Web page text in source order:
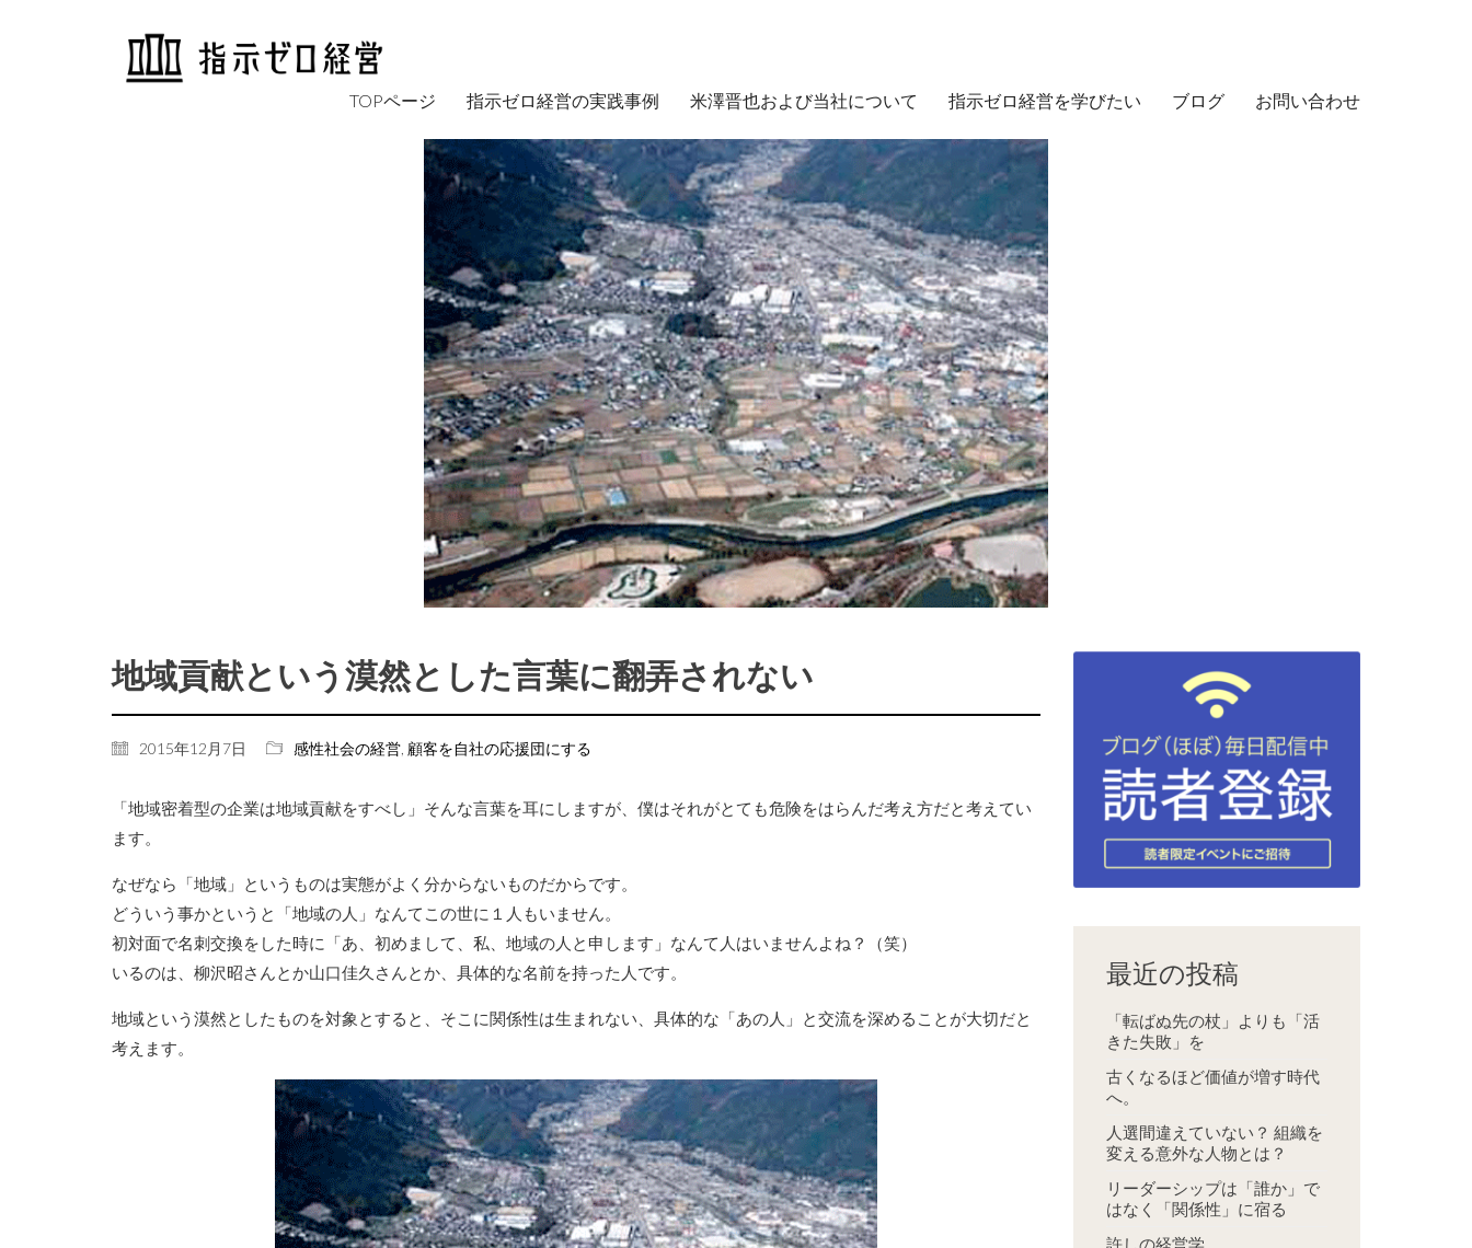
TOPページ 指示ゼロ経営の実践事例 米澤晋也および当社について 指示ゼロ経営を学びたい ブログ お問い合わせ
地域貢献という漠然とした言葉に翻弄されない
2015年12月7日 感性社会の経営 顧客を自社の応援団にする
「地域密着型の企業は地域貢献をすべし」そんな言葉を耳にしますが、僕はそれがとても危険をはらんだ考え方だと考えてい
ます。
なぜなら「地域」というものは実態がよく分からないものだからです。
どういう事かというと「地域の人」なんてこの世に１人もいません。
初対面で名刺交換をした時に「あ、初めまして、私、地域の人と申します」なんて人はいませんよね？（笑）
いるのは、柳沢昭さんとか山口佳久さんとか、具体的な名前を持った人です。
地域という漠然としたものを対象とすると、そこに関係性は生まれない、具体的な「あの人」と交流を深めることが大切だと
考えます。
最近の投稿
「転ばぬ先の杖」よりも「活
きた失敗」を
古くなるほど価値が増す時代
へ。
人選間違えていない？ 組織を
変える意外な人物とは？
リーダーシップは「誰か」で
はなく「関係性」に宿る
許しの経営学